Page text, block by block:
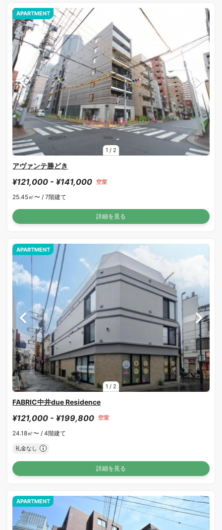
1 / 2
APARTMENT
アヴァンテ勝どき
¥121,000 - ¥141,000 空室
25.45㎡〜 / 7階建て
詳細を見る
1 / 2
APARTMENT
FABRIC中井due Residence
¥121,000 - ¥199,800 空室
24.18㎡〜 / 4階建て
礼金なし
詳細を見る
APARTMENT